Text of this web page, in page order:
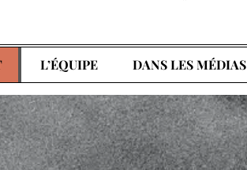
L’ÉQUIPE DANS LES MÉDIAS